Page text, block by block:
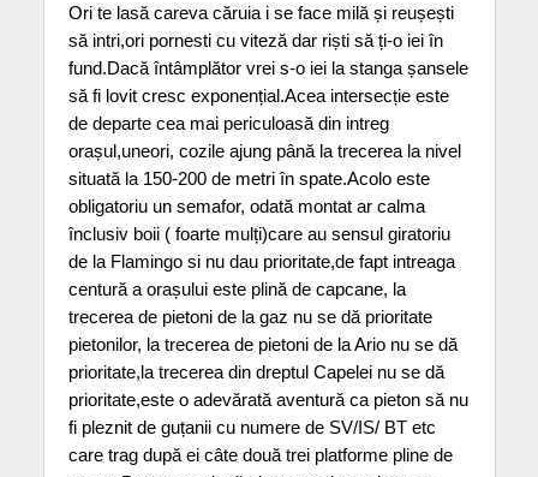
Ori te lasă careva căruia i se face milă și reușești
să intri,ori pornesti cu viteză dar riști să ți-o iei în
fund.Dacă întâmplător vrei s-o iei la stanga șansele
să fi lovit cresc exponențial.Acea intersecție este
de departe cea mai periculoasă din intreg
orașul,uneori, cozile ajung până la trecerea la nivel
situată la 150-200 de metri în spate.Acolo este
obligatoriu un semafor, odată montat ar calma
înclusiv boii ( foarte mulți)care au sensul giratoriu
de la Flamingo si nu dau prioritate,de fapt intreaga
centură a orașului este plină de capcane, la
trecerea de pietoni de la gaz nu se dă prioritate
pietonilor, la trecerea de pietoni de la Ario nu se dă
prioritate,la trecerea din dreptul Capelei nu se dă
prioritate,este o adevărată aventură ca pieton să nu
fi pleznit de guțanii cu numere de SV/IS/ BT etc
care trag după ei câte două trei platforme pline de